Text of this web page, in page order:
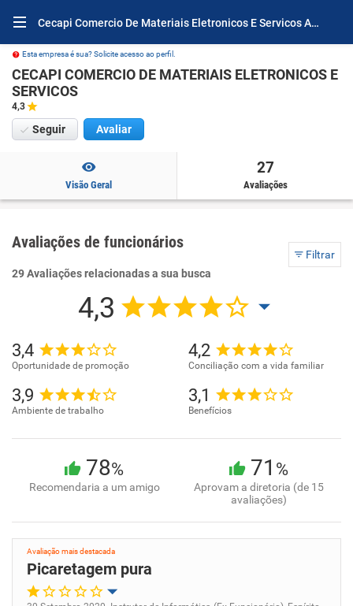
Cecapi Comercio De Materiais Eletronicos E Servicos Avaliações e Opiniões
Esta empresa é sua? Solicite acesso ao perfil.
CECAPI COMERCIO DE MATERIAIS ELETRONICOS E
SERVICOS
4,3
Seguir Avaliar
Visão Geral
27
Avaliações
Avaliações de funcionários
Filtrar
29 Avaliações relacionadas a sua busca
4,3
3,4
Oportunidade de promoção
4,2
Conciliação com a vida familiar
3,9
Ambiente de trabalho
3,1
Benefícios
78%
Recomendaria a um amigo
71 %
Aprovam a diretoria (de 15
avaliações)
Avaliação mais destacada
Picaretagem pura